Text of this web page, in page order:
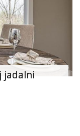
jadalni